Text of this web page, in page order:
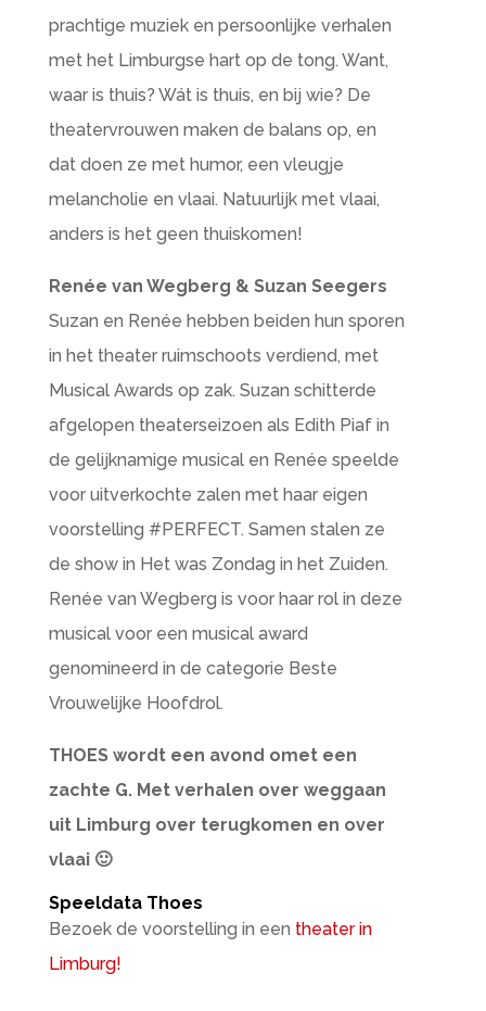
prachtige muziek en persoonlijke verhalen
met het Limburgse hart op de tong. Want,
waar is thuis? Wát is thuis, en bij wie? De
theatervrouwen maken de balans op, en
dat doen ze met humor, een vleugje
melancholie en vlaai. Natuurlijk met vlaai,
anders is het geen thuiskomen!
Renée van Wegberg & Suzan Seegers
Suzan en Renée hebben beiden hun sporen
in het theater ruimschoots verdiend, met
Musical Awards op zak. Suzan schitterde
afgelopen theaterseizoen als Edith Piaf in
de gelijknamige musical en Renée speelde
voor uitverkochte zalen met haar eigen
voorstelling #PERFECT. Samen stalen ze
de show in Het was Zondag in het Zuiden.
Renée van Wegberg is voor haar rol in deze
musical voor een musical award
genomineerd in de categorie Beste
Vrouwelijke Hoofdrol.
THOES wordt een avond omet een
zachte G. Met verhalen over weggaan
uit Limburg over terugkomen en over
vlaai 🙂
Speeldata Thoes
Bezoek de voorstelling in een theater in
Limburg!